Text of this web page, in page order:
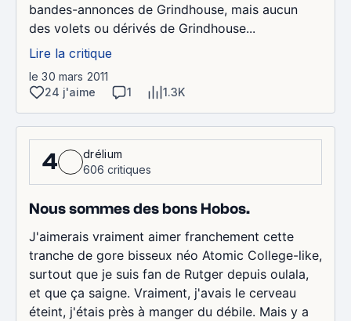
bandes-annonces de Grindhouse, mais aucun
des volets ou dérivés de Grindhouse...
Lire la critique
le 30 mars 2011
24 j'aime
1 1.3K
4
drélium
606 critiques
Nous sommes des bons Hobos.
J'aimerais vraiment aimer franchement cette
tranche de gore bisseux néo Atomic College-like,
surtout que je suis fan de Rutger depuis oulala,
et que ça saigne. Vraiment, j'avais le cerveau
éteint, j'étais près à manger du débile. Mais y a